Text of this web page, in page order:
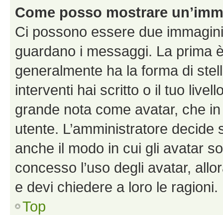
Come posso mostrare
Ci possono essere due
guardano i messaggi. La prima
generalmente ha la forma di
interventi hai scritto o il tuo
grande nota come avatar, che
utente. L’amministratore
anche il modo in cui gli avatar
concesso l’uso degli avatar,
e devi chiedere a loro le ragioni.
Top